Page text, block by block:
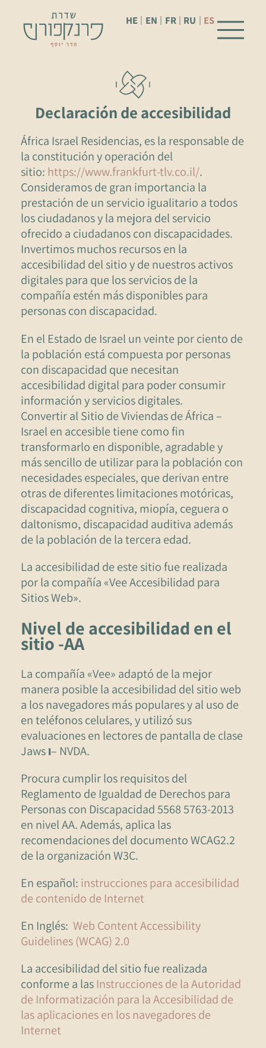
HE EN FR RU ES
Declaración de accesibilidad
África Israel Residencias, es la responsable de
la constitución y operación del
sitio: https://www.frankfurt-tlv.co.il/.
Consideramos de gran importancia la
prestación de un servicio igualitario a todos
los ciudadanos y la mejora del servicio
ofrecido a ciudadanos con discapacidades.
Invertimos muchos recursos en la
accesibilidad del sitio y de nuestros activos
digitales para que los servicios de la
compañía estén más disponibles para
personas con discapacidad.
En el Estado de Israel un veinte por ciento de
la población está compuesta por personas
con discapacidad que necesitan
accesibilidad digital para poder consumir
información y servicios digitales.
Convertir al Sitio de Viviendas de África –
Israel en accesible tiene como fin
transformarlo en disponible, agradable y
más sencillo de utilizar para la población con
necesidades especiales, que derivan entre
otras de diferentes limitaciones motóricas,
discapacidad cognitiva, miopía, ceguera o
daltonismo, discapacidad auditiva además
de la población de la tercera edad.
La accesibilidad de este sitio fue realizada
por la compañía «Vee Accesibilidad para
Sitios Web».
Nivel de accesibilidad en el
sitio -AA
La compañía «Vee» adaptó de la mejor
manera posible la accesibilidad del sitio web
a los navegadores más populares y al uso de
en teléfonos celulares, y utilizó sus
evaluaciones en lectores de pantalla de clase
Jawsו– NVDA.
Procura cumplir los requisitos del
Reglamento de Igualdad de Derechos para
Personas con Discapacidad 5568 5763-2013
en nivel AA. Además, aplica las
recomendaciones del documento WCAG2.2
de la organización W3C.
En español: instrucciones para accesibilidad
de contenido de Internet
En Inglés: Web Content Accessibility
Guidelines (WCAG) 2.0
La accesibilidad del sitio fue realizada
conforme a las Instrucciones de la Autoridad
de Informatización para la Accesibilidad de
las aplicaciones en los navegadores de
Internet